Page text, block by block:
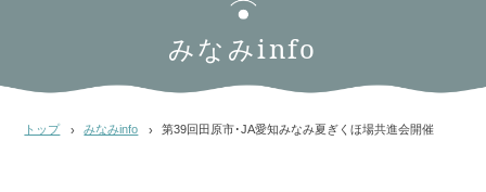
みなみinfo
トップ みなみinfo 第39回田原市･JA愛知みなみ夏ぎくほ場共進会開催